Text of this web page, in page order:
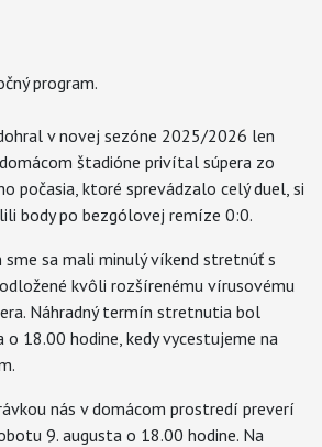
program.
v novej sezóne 2025/2026 len
štadióne privítal súpera zo
počasia, ktoré sprevádzalo celý duel, si
body po bezgólovej remíze 0:0.
sa mali minulý víkend stretnúť s
kvôli rozšírenému vírusovému
Náhradný termín stretnutia bol
o 18.00 hodine, kedy vycestujeme na
nás v domácom prostredí preverí
9. augusta o 18.00 hodine. Na